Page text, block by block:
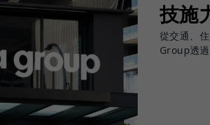
技施
從交通、
Group透